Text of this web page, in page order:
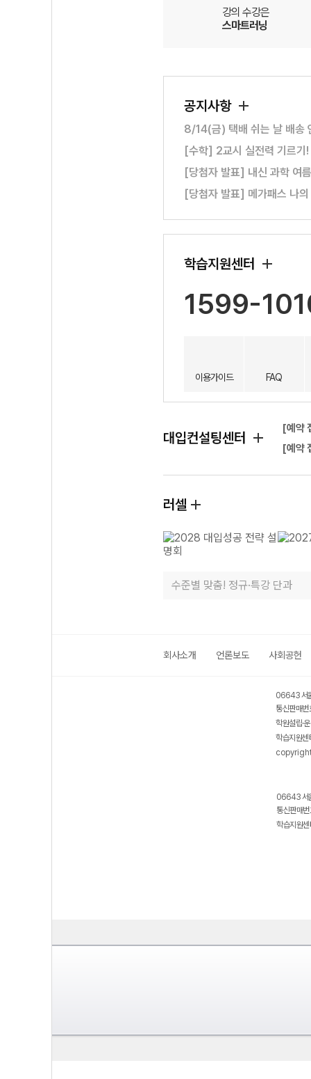
강의 수강은
스마트러닝
공지사항
8/14(금) 택배 쉬는 날 배송
[수학] 2교시 실전력 기르기
[당첨자 발표] 내신 과학 여
[당첨자 발표] 메가패스 나
학습지원센터
1599-
이용가이드 FAQ
대입컨설팅센터
[예약
[예약
러셀
수준별 맞춤! 정규·특강 단과
회사소개 언론보도 사회공헌
06643 서
통신판매
학원설립·
학습지원
06643 서
통신판매
학습지원